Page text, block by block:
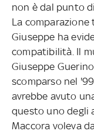
non è dal punto
La
Giuseppe ha
compatibilità. Il
Giuseppe
scomparso nel
avrebbe avuto
questo uno degli
Maccora voleva